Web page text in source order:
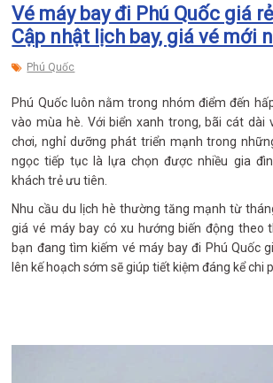
Vé máy bay đi Phú Quốc giá
Cập nhật lịch bay, giá vé mới
Phú Quốc
Phú Quốc luôn nằm trong nhóm điểm đến
vào mùa hè. Với biển xanh trong, bãi cát dài
chơi, nghỉ dưỡng phát triển mạnh trong
ngọc tiếp tục là lựa chọn được nhiều gia
khách trẻ ưu tiên.
Nhu cầu du lịch hè thường tăng mạnh từ
giá vé máy bay có xu hướng biến động theo
bạn đang tìm kiếm vé máy bay đi Phú Quốc
lên kế hoạch sớm sẽ giúp tiết kiệm đáng kể chi